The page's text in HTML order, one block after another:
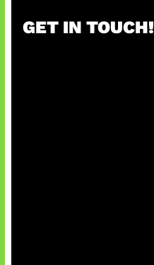
GET IN TOUCH!